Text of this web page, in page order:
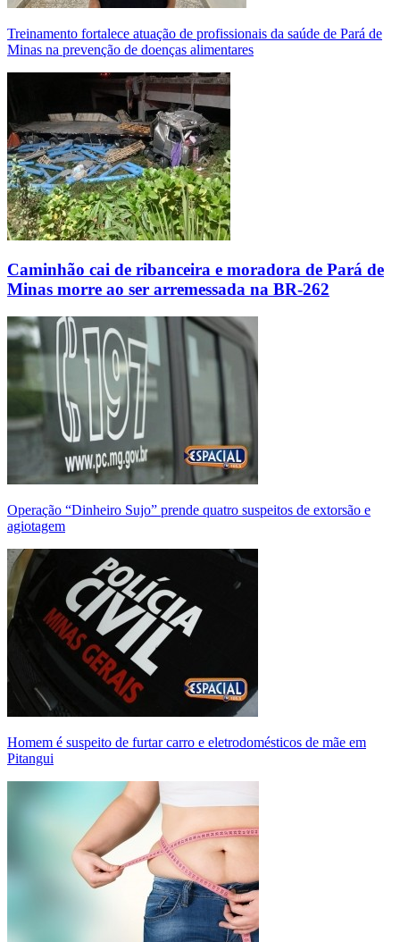
Treinamento fortalece atuação de profissionais da saúde de Pará de
Minas na prevenção de doenças alimentares
Caminhão cai de ribanceira e moradora de Pará de
Minas morre ao ser arremessada na BR-262
Operação “Dinheiro Sujo” prende quatro suspeitos de extorsão e
agiotagem
Homem é suspeito de furtar carro e eletrodomésticos de mãe em
Pitangui